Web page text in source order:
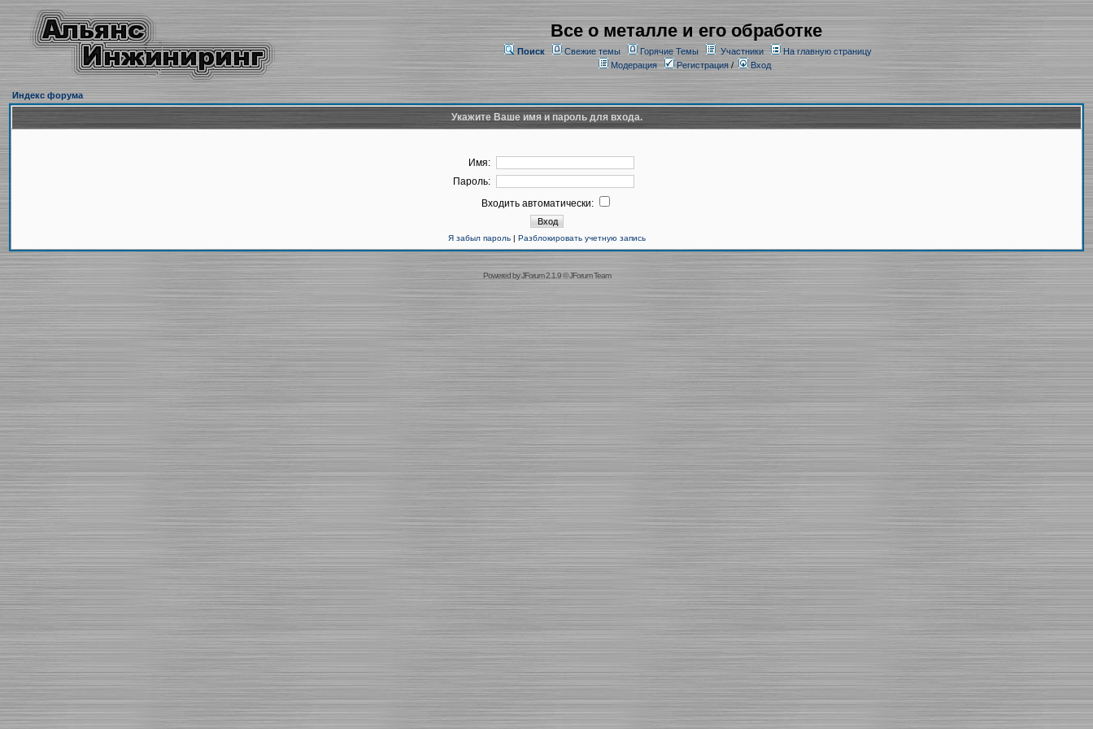
Все о металле и его обработке
Поиск Свежие темы Горячие Темы Участники
На главную страницу
Модерация
Регистрация/ Вход
Индекс форума
Укажите Ваше имя и пароль для входа.
Имя:
Пароль:
Входить автоматически:
Я забыл пароль| Разблокировать учетную запись
Powered byJForum 2.1.9©JForum Team